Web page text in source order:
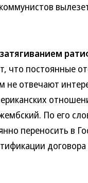
что постоянные
не отвечают
По его
переносить в